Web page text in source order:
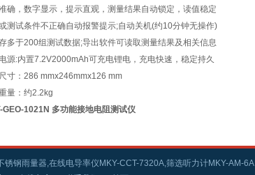
确，数字显示，提示直观，测量结果自动锁定，读值稳定
测试条件不正确自动报警提示;自动关机(约10分钟无操作)
多于200组测试数据;导出软件可读取测量结果及相关信息
源:内置7.2V2000mAh可充电锂电，充电快速，稳定持久
寸：286 mmx246mmx126 mm
量：约2.2kg
GEO-1021N 多功能接地电阻测试仪
钢雨量器,在线电导率仪MKY-CCT-7320A,筛选听力计MKY-AM-6A